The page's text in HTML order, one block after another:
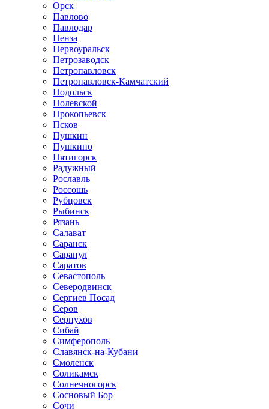
Орск
Павлово
Павлодар
Пенза
Первоуральск
Петрозаводск
Петропавловск
Петропавловск-Камчатский
Подольск
Полевской
Прокопьевск
Псков
Пушкин
Пушкино
Пятигорск
Радужный
Рославль
Россошь
Рубцовск
Рыбинск
Рязань
Салават
Саранск
Сарапул
Саратов
Севастополь
Северодвинск
Сергиев Посад
Серов
Серпухов
Сибай
Симферополь
Славянск-на-Кубани
Смоленск
Соликамск
Солнечногорск
Сосновый Бор
Сочи